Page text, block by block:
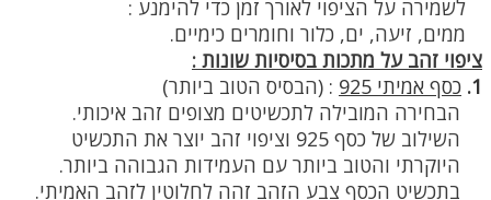
לשמירה על הציפוי לאורך זמן כדי להימנע :
ממים, זיעה, ים, כלור וחומרים כימיים.
ציפוי זהב על מתכות בסיסיות שונות :
1. כסף אמיתי 925 : (הבסיס הטוב ביותר)
הבחירה המובילה לתכשיטים מצופים זהב איכותי.
השילוב של כסף 925 וציפוי זהב יוצר את התכשיט
היוקרתי והטוב ביותר עם העמידות הגבוהה ביותר.
בתכשיט הכסף צבע הזהב זהה לחלוטין לזהב האמיתי.